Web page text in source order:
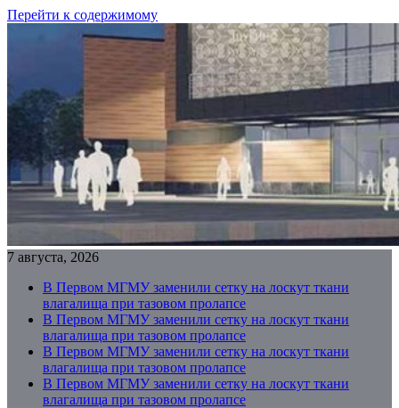
Перейти к содержимому
7 августа, 2026
В Первом МГМУ заменили сетку на лоскут ткани
влагалища при тазовом пролапсе
В Первом МГМУ заменили сетку на лоскут ткани
влагалища при тазовом пролапсе
В Первом МГМУ заменили сетку на лоскут ткани
влагалища при тазовом пролапсе
В Первом МГМУ заменили сетку на лоскут ткани
влагалища при тазовом пролапсе